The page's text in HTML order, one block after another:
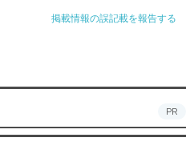
掲載情報の誤記載を報告する
PR